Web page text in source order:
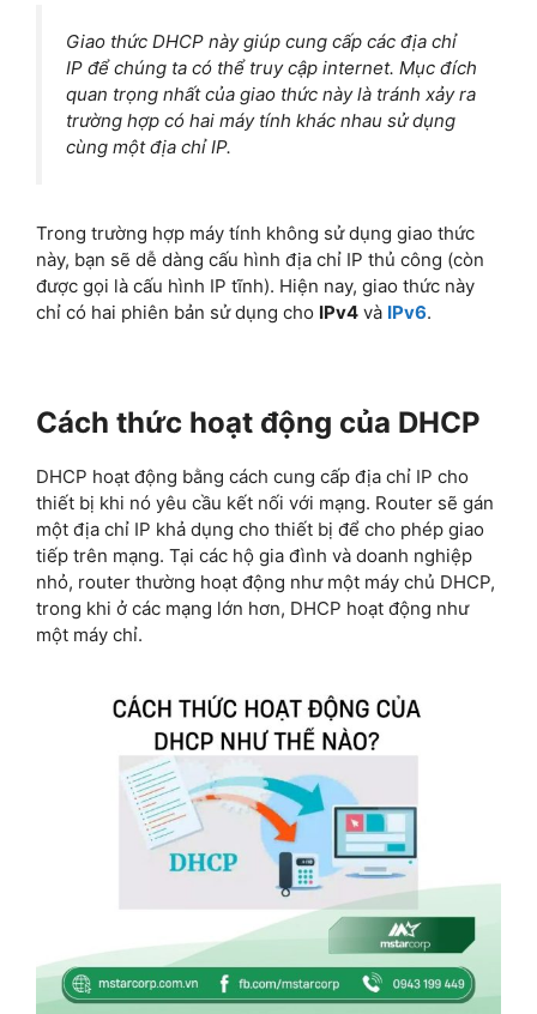
Giao thức DHCP này giúp cung cấp các địa chỉ
IP để chúng ta có thể truy cập internet. Mục đích
quan trọng nhất của giao thức này là tránh xảy ra
trường hợp có hai máy tính khác nhau sử dụng
cùng một địa chỉ IP.
Trong trường hợp máy tính không sử dụng giao thức
này, bạn sẽ dễ dàng cấu hình địa chỉ IP thủ công (còn
được gọi là cấu hình IP tĩnh). Hiện nay, giao thức này
chỉ có hai phiên bản sử dụng cho IPv4 và IPv6.
Cách thức hoạt động của DHCP
DHCP hoạt động bằng cách cung cấp địa chỉ IP cho
thiết bị khi nó yêu cầu kết nối với mạng. Router sẽ gán
một địa chỉ IP khả dụng cho thiết bị để cho phép giao
tiếp trên mạng. Tại các hộ gia đình và doanh nghiệp
nhỏ, router thường hoạt động như một máy chủ DHCP,
trong khi ở các mạng lớn hơn, DHCP hoạt động như
một máy chỉ.